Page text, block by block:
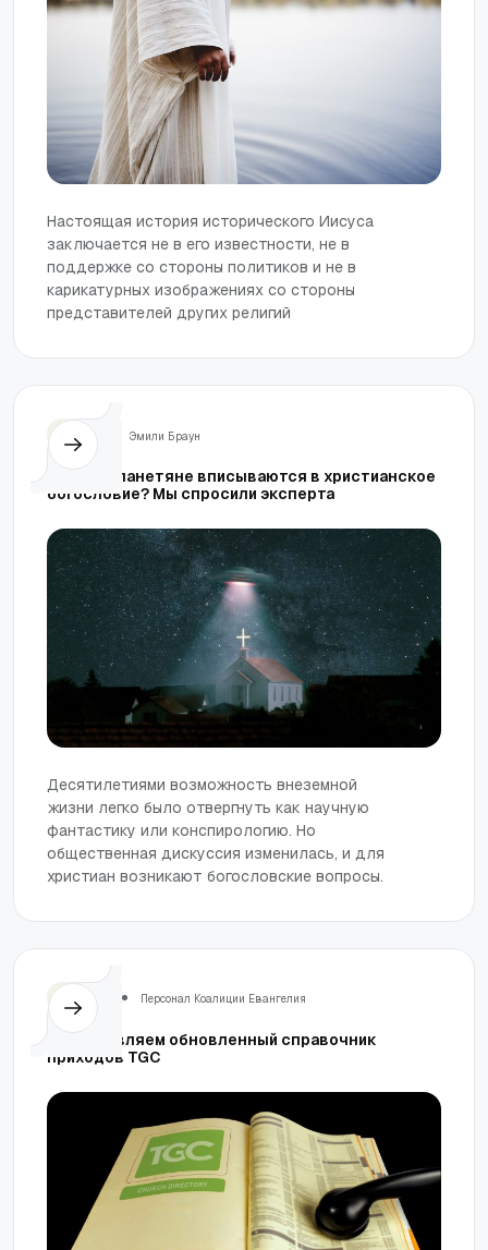
Настоящая история исторического Иисуса
заключается не в его известности, не в
поддержке со стороны политиков и не в
карикатурных изображениях со стороны
представителей других религий
Эмили Браун
Где инопланетяне вписываются в христианское
богословие? Мы спросили эксперта
Десятилетиями возможность внеземной
жизни легко было отвергнуть как научную
фантастику или конспирологию. Но
общественная дискуссия изменилась, и для
христиан возникают богословские вопросы.
Персонал Коалиции Евангелия
Представляем обновленный справочник
приходов TGC